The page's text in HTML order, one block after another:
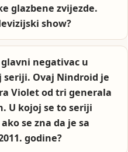
glazbene zvijezde.
show?
glavni negativac u
Ovaj Nindroid je
Violet od tri generala
U kojoj se to seriji
se zna da je sa
godine?